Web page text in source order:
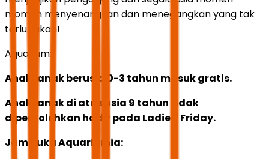
momen menyenangkan dan menegangkan yang tak
terlupakan!
Aquarium:
Anak-anak berusia 0-3 tahun masuk gratis.
Anak-anak di atas usia 9 tahun tidak
diperbolehkan hadir pada Ladies' Friday.
Jam buka Aquariumia: